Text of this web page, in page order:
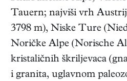
Tauern; najviši vrh
3798 m), Niske Ture
Noričke Alpe (Norische
kristaličnih škriljevaca
i granita, uglavnom